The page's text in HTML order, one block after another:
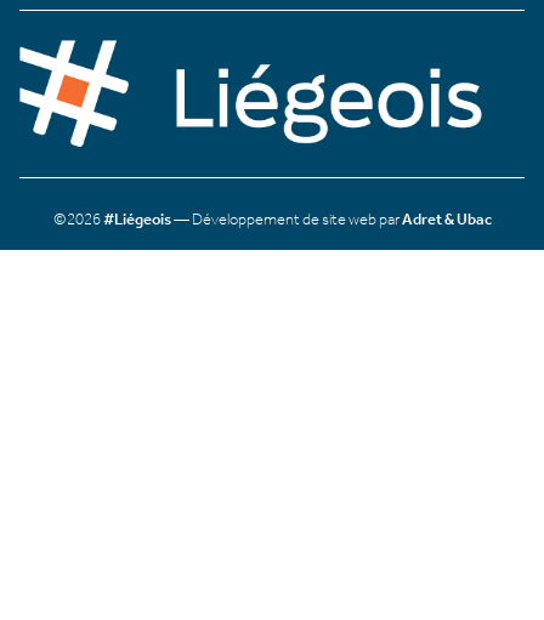
©2026#Liégeois— Développement de site web parAdret & Ubac